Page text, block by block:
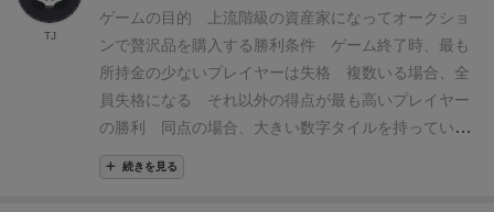
なくても別にルール上差し支えはないですが、慣れる
まで「ん？これは豪華な食事かな？」「こっちはたぶ
ん乗馬のことじゃないですか？」といった感じなの
で、皆でカードの絵柄を見て「何となく雰囲気だけハ
イソサエティ」観で進めるゲームになりました。笑。
（その点NGO版のほうがわかりやすいようです）
ム自体は冒頭にも書いたように非常に優秀な競りゲー
最初の所持金が固定であり、手札に違いはない。手札
に運が絡まないということは、戦略の最適解が必ず存
在するということでもある。その計算ができるのはコ
ンピューターくらいだろうが。マネーカードの種類は
1,2,3,4,6,8,10,12,15,20,25(単位はbillion)の11枚、総額
1060億である。すでに一生暮らせる額な気がするがハ
ゲームの目的 上流階級の資産家になってオークショ
ンで贅沢品を購入する 勝利条件 ゲーム終了時、最も
所持金の少ないプレイヤーは失格 複数いる場合、全
員失格になる
それ以外の得点が最も高いプレイヤー
の勝利
同点の場合、大きい数字タイルを持っている
プレイヤー終了条件
最後のタイルはオークションしない
続きを見る
TJ